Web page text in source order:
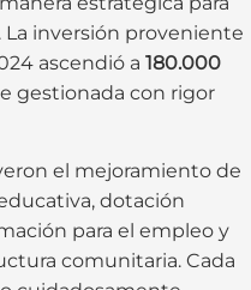
La inversión proveniente
ascendió a 180.000
gestionada con rigor
el mejoramiento de
dotación
para el empleo y
comunitaria. Cada